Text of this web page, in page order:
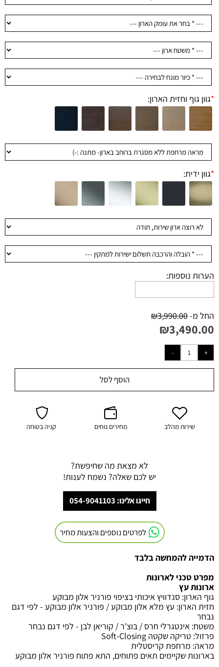
*גוון גוף וחזית הארון:
*גוון ידית:
הערות נוספות:
החל מ- ₪3,990.00
₪3,490.00
הוסף לסל
שירות מהלב מחירים נוחים קניה בטוחה
לא מצאת מה שחיפשת?
יש לכם שאלה? נשמח לענות!
חייגו אלינו: 054-9041103
לפרטים נוספים והצעות מחיר
הדמייה להמחשה בלבד
מפרט טכני לארונות
ארונות עץ
גוף הארון: סנדוויץ איכותי בציפוי פורניר אלון מבוקע
חזית הארון: עץ מלא אלון מבוקע / פורניר אלון מבוקע - לפי דגם
נבחר
משטח: אינטגרלי חרס / בוצ'ר / קוריאן לבן - לפי דגם נבחר
פרזול: טריקה שקטה Soft-Closing
מראה: מרחפת קריסטלית
בארונות שקיימים תאים פתוחים, התא פתוח פורניר אלון מבוקע